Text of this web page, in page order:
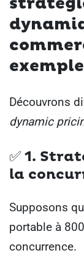
Découvrons
dynamic
✅ 1.
la
Supposons
portable à
concurrence.